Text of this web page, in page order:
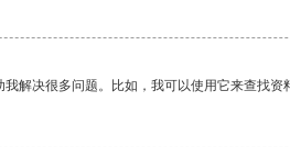
解决很多问题。比如，我可以使用它来查找资